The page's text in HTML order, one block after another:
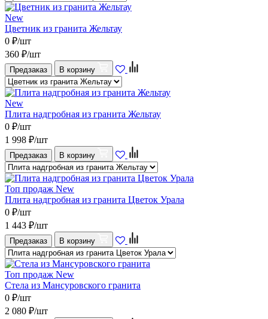
New
Цветник из гранита Жельтау
0 ₽/шт
360 ₽/шт
Предзаказ В корзину
New
Плита надгробная из гранита Жельтау
0 ₽/шт
1 998 ₽/шт
Предзаказ В корзину
Топ продаж New
Плита надгробная из гранита Цветок Урала
0 ₽/шт
1 443 ₽/шт
Предзаказ В корзину
Топ продаж New
Стела из Мансуровского гранита
0 ₽/шт
2 080 ₽/шт